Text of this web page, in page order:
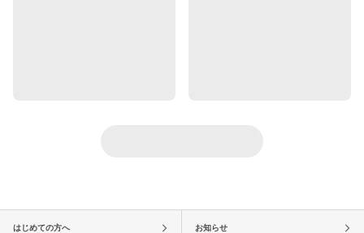
はじめての方へ お知らせ